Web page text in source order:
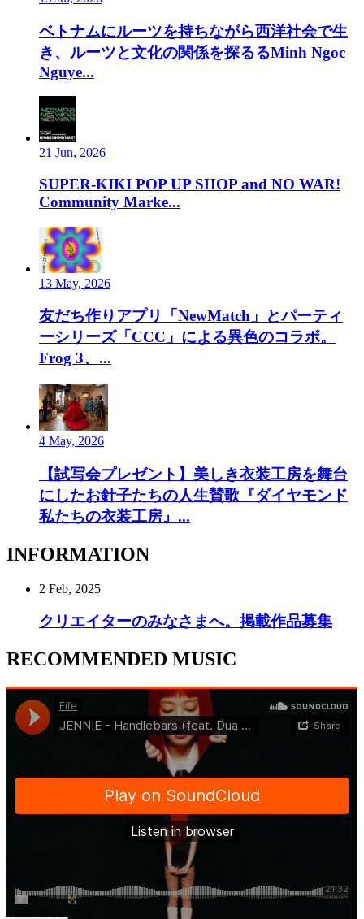
ベトナムにルーツを持ちながら西洋社会で生
き、ルーツと文化の関係を探るるMinh Ngoc
Nguye...
21 Jun, 2026
SUPER-KIKI POP UP SHOP and NO WAR!
Community Marke...
13 May, 2026
友だち作りアプリ「NewMatch」とパーティ
ーシリーズ「CCC」による異色のコラボ。
Frog 3、...
4 May, 2026
【試写会プレゼント】美しき衣装工房を舞台
にしたお針子たちの人生賛歌『ダイヤモンド
私たちの衣装工房』...
INFORMATION
2 Feb, 2025
クリエイターのみなさまへ。掲載作品募集
RECOMMENDED MUSIC